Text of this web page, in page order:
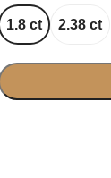
1.8 ct 2.38 ct